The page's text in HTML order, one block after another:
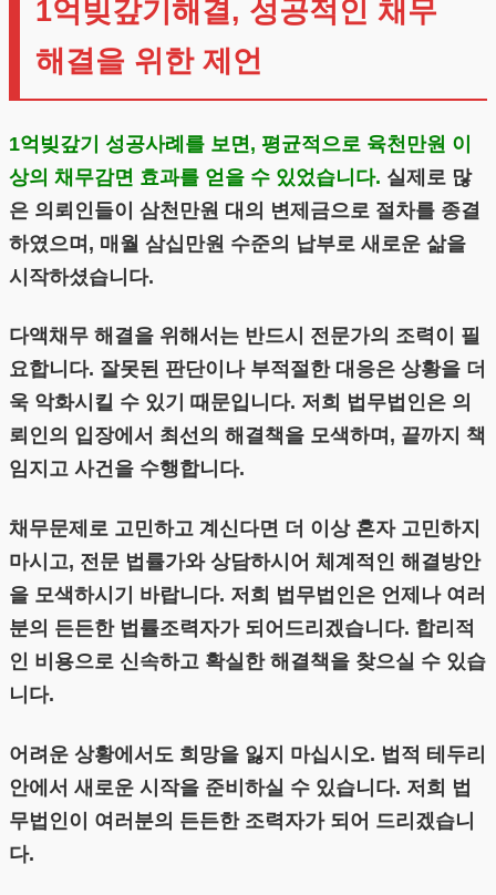
1억빚갚기해결, 성공적인 채무
해결을 위한 제언
1억빚갚기 성공사례를 보면, 평균적으로 육천만원 이
상의 채무감면 효과를 얻을 수 있었습니다. 실제로 많
은 의뢰인들이 삼천만원 대의 변제금으로 절차를 종결
하였으며, 매월 삼십만원 수준의 납부로 새로운 삶을
시작하셨습니다.
다액채무 해결을 위해서는 반드시 전문가의 조력이 필
요합니다. 잘못된 판단이나 부적절한 대응은 상황을 더
욱 악화시킬 수 있기 때문입니다. 저희 법무법인은 의
뢰인의 입장에서 최선의 해결책을 모색하며, 끝까지 책
임지고 사건을 수행합니다.
채무문제로 고민하고 계신다면 더 이상 혼자 고민하지
마시고, 전문 법률가와 상담하시어 체계적인 해결방안
을 모색하시기 바랍니다. 저희 법무법인은 언제나 여러
분의 든든한 법률조력자가 되어드리겠습니다. 합리적
인 비용으로 신속하고 확실한 해결책을 찾으실 수 있습
니다.
어려운 상황에서도 희망을 잃지 마십시오. 법적 테두리
안에서 새로운 시작을 준비하실 수 있습니다. 저희 법
무법인이 여러분의 든든한 조력자가 되어 드리겠습니
다.